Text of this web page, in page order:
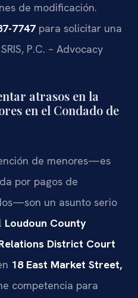
de modificación.
7747 para solicitar una
P.C. – Advocacy
atrasos en la
en el Condado de
de menores—es
por pagos de
un asunto serio
Loudoun County
District Court
18 East Market Street,
competencia para